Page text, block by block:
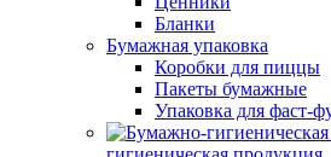
Бланки
Бумажная упаковка
Коробки для пиццы
Пакеты бумажные
Упаковка для фаст-